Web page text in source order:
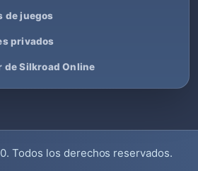
de juegos
privados
de Silkroad Online
. Todos los derechos reservados.